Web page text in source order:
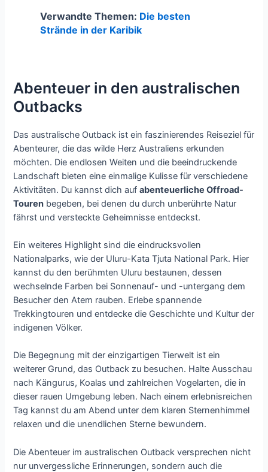
Verwandte Themen: Die besten
Strände in der Karibik
Abenteuer in den australischen
Outbacks
Das australische Outback ist ein faszinierendes Reiseziel für
Abenteurer, die das wilde Herz Australiens erkunden
möchten. Die endlosen Weiten und die beeindruckende
Landschaft bieten eine einmalige Kulisse für verschiedene
Aktivitäten. Du kannst dich aufabenteuerliche Offroad-
Touren begeben, bei denen du durch unberührte Natur
fährst und versteckte Geheimnisse entdeckst.
Ein weiteres Highlight sind die eindrucksvollen
Nationalparks, wie der Uluru-Kata Tjuta National Park. Hier
kannst du den berühmten Uluru bestaunen, dessen
wechselnde Farben bei Sonnenauf- und -untergang dem
Besucher den Atem rauben. Erlebe spannende
Trekkingtouren und entdecke die Geschichte und Kultur der
indigenen Völker.
Die Begegnung mit der einzigartigen Tierwelt ist ein
weiterer Grund, das Outback zu besuchen. Halte Ausschau
nach Kängurus, Koalas und zahlreichen Vogelarten, die in
dieser rauen Umgebung leben. Nach einem erlebnisreichen
Tag kannst du am Abend unter dem klaren Sternenhimmel
relaxen und die unendlichen Sterne bewundern.
Die Abenteuer im australischen Outback versprechen nicht
nur unvergessliche Erinnerungen, sondern auch die